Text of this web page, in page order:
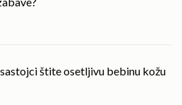
štite osetljivu bebinu kožu